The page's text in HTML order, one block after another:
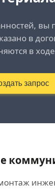
вы
в
в
запрос